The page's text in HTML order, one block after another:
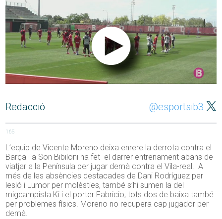
Redacció @esportsib3
165
L’equip de Vicente Moreno deixa enrere la derrota contra el
Barça i a Son Bibiloni ha fet el darrer entrenament abans de
viatjar a la Península per jugar demà contra el Vila-real. A
més de les absències destacades de Dani Rodríguez per
lesió i Lumor per molèsties, també s’hi sumen la del
migcampista Ki i el porter Fabricio, tots dos de baixa també
per problemes físics. Moreno no recupera cap jugador per
demà.